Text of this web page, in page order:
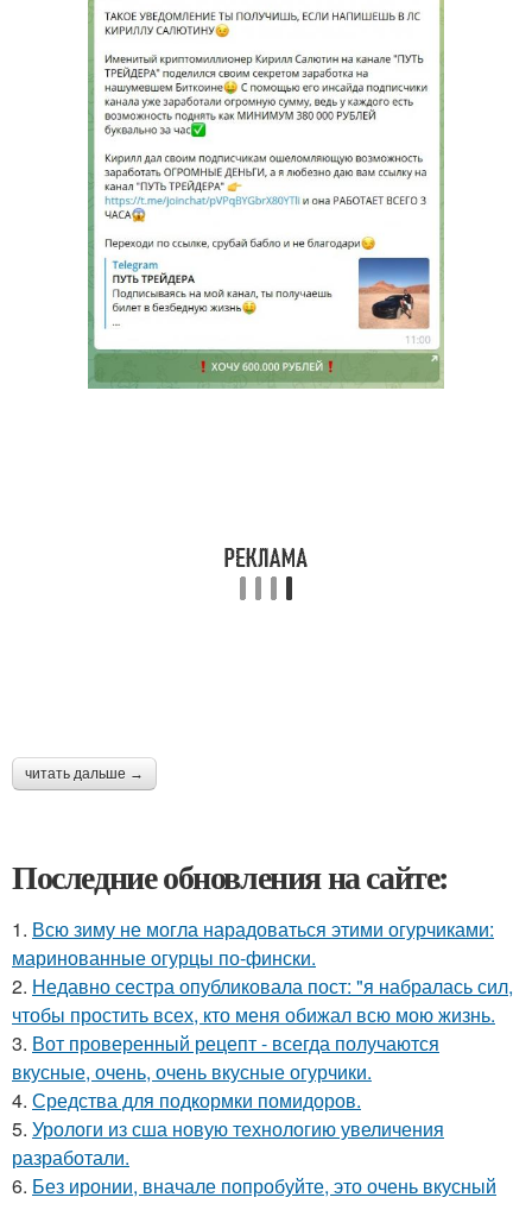
читать дальше →
Последние обновления на сайте:
1. Всю зиму не могла нарадоваться этими огурчиками:
маринованные огурцы по-фински.
2. Недавно сестра опубликовала пост: "я набралась сил,
чтобы простить всех, кто меня обижал всю мою жизнь.
3. Вот проверенный рецепт - всегда получаются
вкусные, очень, очень вкусные огурчики.
4. Средства для подкормки помидоров.
5. Урологи из сша новую технологию увеличения
разработали.
6. Без иронии, вначале попробуйте, это очень вкусный